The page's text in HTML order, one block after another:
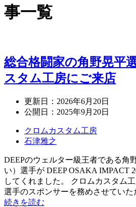
事一覧
総合格闘家の角野晃平
スタム工房にご来店
更新日： 2026年6月20日
公開日： 2025年9月20日
クロムカスタム工房
石津雅之
DEEPのウェルター級王者である角
い）選手が DEEP OSAKA IMPACT
してくれました。 クロムカスタム
選手のスポンサーを務めさせてい
続きを読む